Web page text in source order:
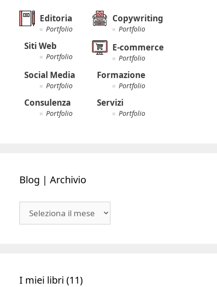
Editoria
Portfolio
Copywriting
Portfolio
Siti Web
Portfolio
E-commerce
Portfolio
Social Media
Portfolio
Formazione
Portfolio
Consulenza
Portfolio
Servizi
Portfolio
Blog | Archivio
I miei libri (11)